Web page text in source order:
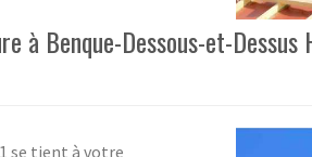
Benque-Dessous-et-
se tient à votre